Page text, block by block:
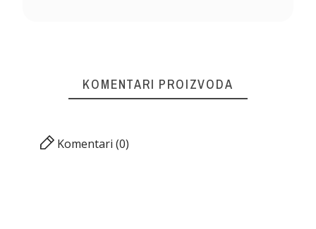
KOMENTARI PROIZVODA
Komentari (0)